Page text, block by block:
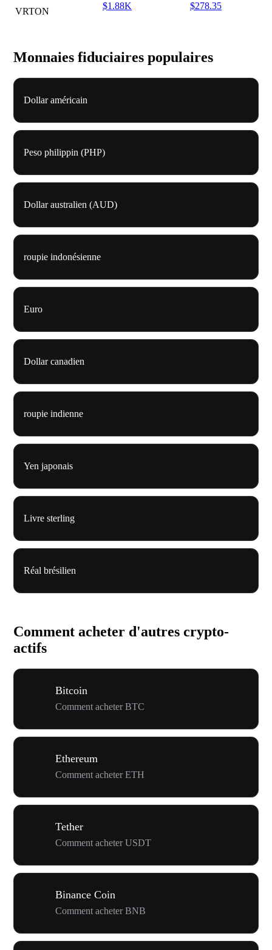
VRTON
$1.88K $278.35
Monnaies fiduciaires populaires
Dollar américain
Peso philippin (PHP)
Dollar australien (AUD)
roupie indonésienne
Euro
Dollar canadien
roupie indienne
Yen japonais
Livre sterling
Réal brésilien
Comment acheter d'autres crypto-
actifs
Bitcoin
Comment acheter BTC
Ethereum
Comment acheter ETH
Tether
Comment acheter USDT
Binance Coin
Comment acheter BNB